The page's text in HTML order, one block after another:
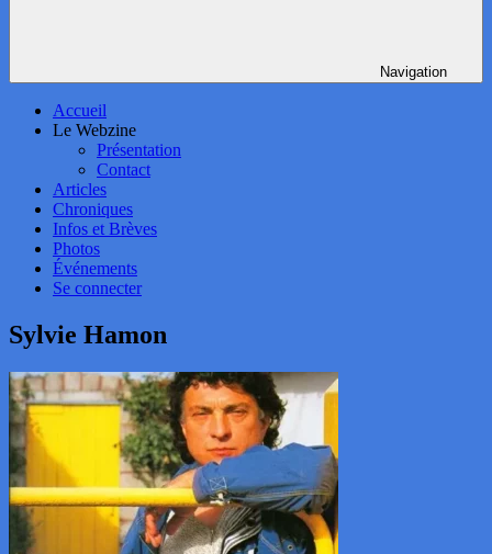
Navigation
Accueil
Le Webzine
Présentation
Contact
Articles
Chroniques
Infos et Brèves
Photos
Événements
Se connecter
Sylvie Hamon